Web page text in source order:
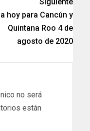
hoy para Cancún y
Quintana Roo 4 de
agosto de 2020
no será
están